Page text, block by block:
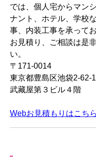
では、個人宅からマン
ナント、ホテル、学校
事、内装工事を承ってお
お見積り、ご相談は是
い。
〒171-0014
東京都豊島区池袋2-62-
武藏屋第３ビル４階
Webお見積もりはこち